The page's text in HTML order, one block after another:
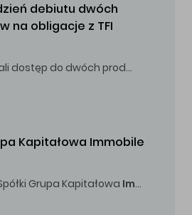
debiutu dwóch
na obligacje z TFI
Inwestorzy zyskali dostęp do dwóch produktów umożliwiających inwestowanie w obligacje skarbowe.
Kapitałowa Immobile
Grupa Kapitałowa Immobile